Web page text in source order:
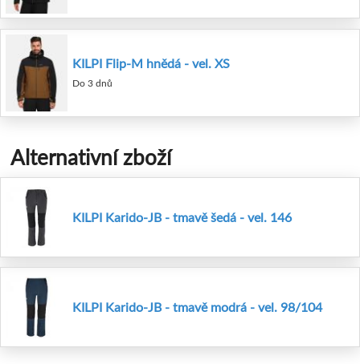
KILPI Flip-M hnědá - vel. XS
Do 3 dnů
Alternativní zboží
KILPI Karido-JB - tmavě šedá - vel. 146
KILPI Karido-JB - tmavě modrá - vel. 98/104